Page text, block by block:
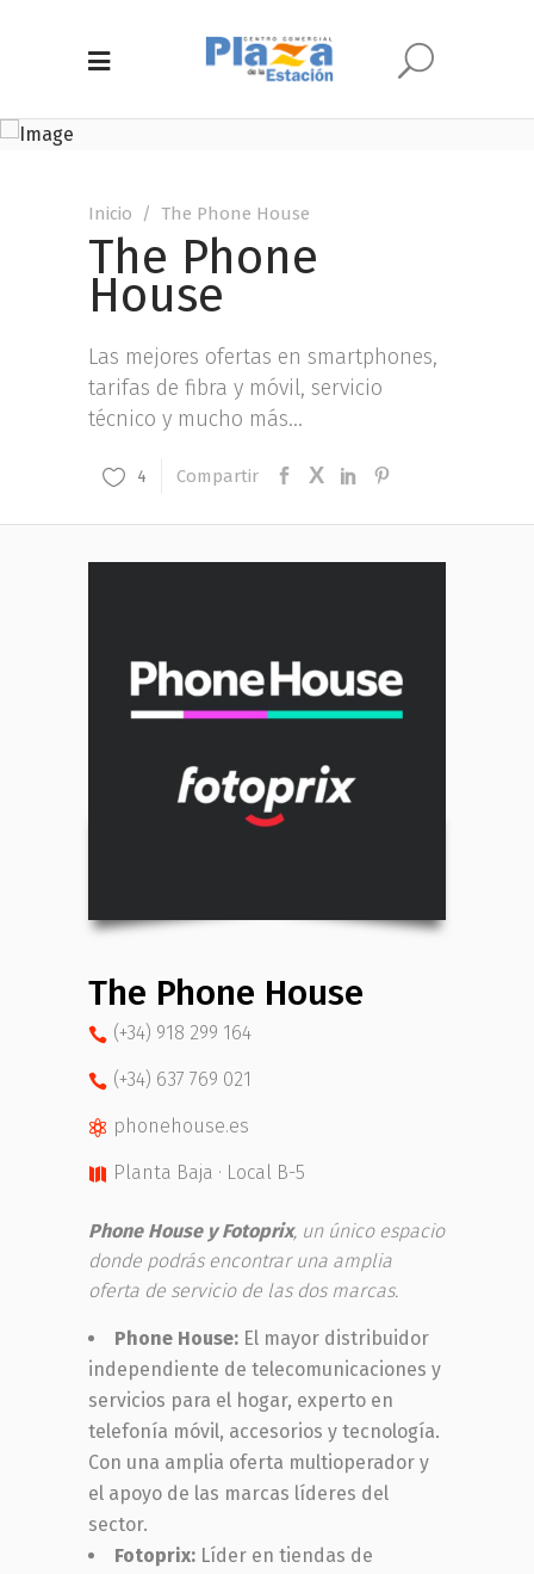
Inicio / The Phone House
The Phone
House
Las mejores ofertas en smartphones,
tarifas de fibra y móvil, servicio
técnico y mucho más...
4 Compartir
The Phone House
(+34) 918 299 164
(+34) 637 769 021
phonehouse.es
Planta Baja · Local B-5
Phone House y Fotoprix, un único espacio
donde podrás encontrar una amplia
oferta de servicio de las dos marcas.
Phone House: El mayor distribuidor
independiente de telecomunicaciones y
servicios para el hogar, experto en
telefonía móvil, accesorios y tecnología.
Con una amplia oferta multioperador y
el apoyo de las marcas líderes del
sector.
Fotoprix: Líder en tiendas de